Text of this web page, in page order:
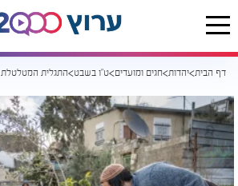
דף הבית יהדות חגים ומועדים ט"ו בשבט